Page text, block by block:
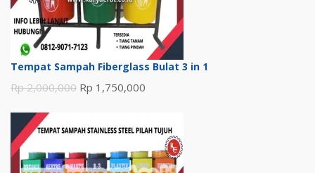
Tempat Sampah Fiberglass Bulat 3 in 1
Rp2,000,000 Harga
adalah:
Rp 1,750,000
ini
adalah:
Rp 1,750,000.